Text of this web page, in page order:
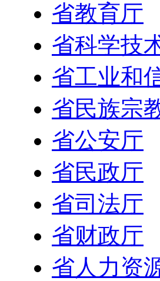
省教育厅
省科学技
省工业和
省民族宗
省公安厅
省民政厅
省司法厅
省财政厅
省人力资